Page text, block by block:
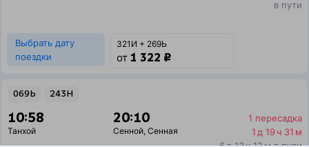
в пути
Выбрать дату
поездки
321И + 269Ь
от 1 322 ₽
069Ь 243Н
10:58
Танхой
20:10
Сенной, Сенная
1 пересадка
1 д 19 ч 31 м